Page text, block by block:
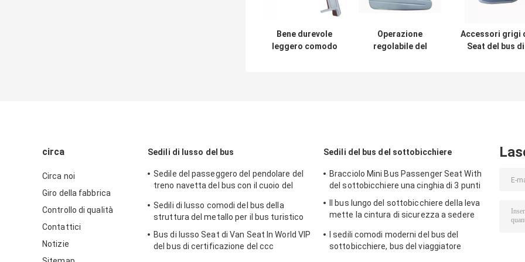
Bene durevole
leggero comodo
Operazione
regolabile del
Accessori grigi
Seat del bus di
circa
Circa noi
Giro della fabbrica
Controllo di qualità
Contattici
Notizie
Sedili di lusso del bus
Sedile del passeggero del pendolare del
treno navetta del bus con il cuoio del
Sedili di lusso comodi del bus della
struttura del metallo per il bus turistico
Bus di lusso Seat di Van Seat In World VIP
del bus di certificazione del ccc
Sedili del bus del sottobicchiere
Bracciolo Mini Bus Passenger Seat With
del sottobicchiere una cinghia di 3 punti
Il bus lungo del sottobicchiere della leva
mette la cintura di sicurezza a sedere
pieghevole
I sedili comodi moderni del bus del
sottobicchiere, bus del viaggiatore